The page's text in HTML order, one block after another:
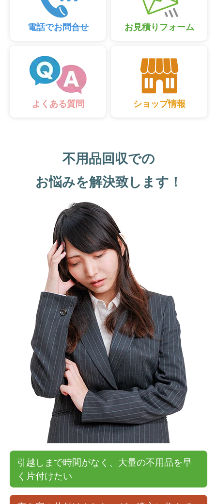
電話でお問合せ お見積りフォーム
よくある質問 ショップ情報
不用品回収での
お悩みを解決致します！
引越しまで時間がなく、大量の不用品を早
く片付けたい